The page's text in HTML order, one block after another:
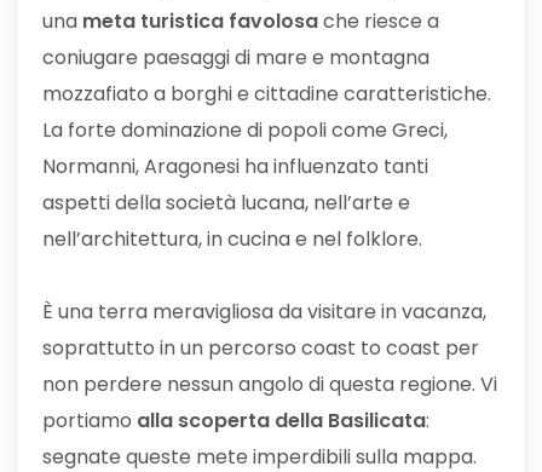
una meta turistica favolosache riesce a
coniugare paesaggi di mare e montagna
mozzafiato a borghi e cittadine caratteristiche.
La forte dominazione di popoli come Greci,
Normanni, Aragonesi ha influenzato tanti
aspetti della società lucana, nell’arte e
nell’architettura, in cucina e nel folklore.
È una terra meravigliosa da visitare in vacanza,
soprattutto in un percorso coast to coast per
non perdere nessun angolo di questa regione. Vi
portiamo alla scoperta della Basilicata:
segnate queste mete imperdibili sulla mappa.